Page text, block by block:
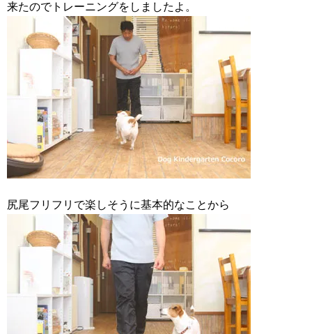
来たのでトレーニングをしましたよ。
尻尾フリフリで楽しそうに基本的なことから